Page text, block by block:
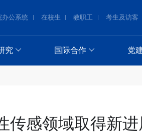
办公系统 在校生 教职工 考生及访客
究 国际合作 党
传感领域取得新进